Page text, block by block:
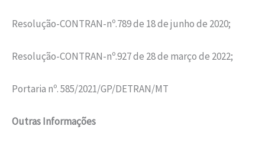
Resolução-CONTRAN-nº.789 de 18 de junho de 2020;
Resolução-CONTRAN-nº.927 de 28 de março de 2022;
Portaria nº. 585/2021/GP/DETRAN/MT
Outras Informações